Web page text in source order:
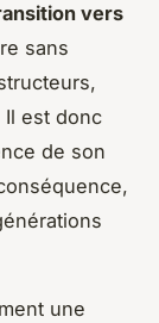
vers
sans
Il est donc
de son
une